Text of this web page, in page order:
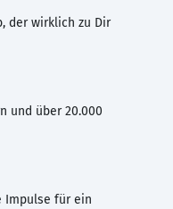
der wirklich zu Dir
und über 20.000
Impulse für ein